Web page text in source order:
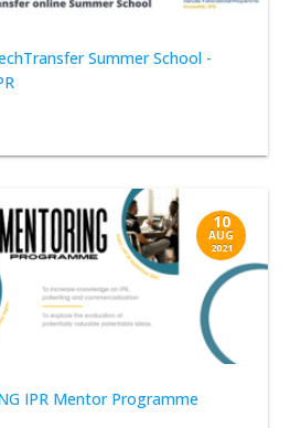
Summer School -
10
AUG
2021
IPR Mentor Programme